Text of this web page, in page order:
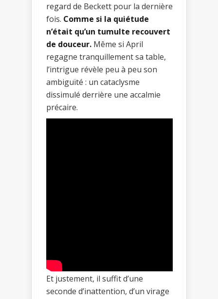
regard de Beckett pour la dernière
fois. Comme si la quiétude
n’était qu’un tumulte recouvert
de douceur. Même si April
regagne tranquillement sa table,
l’intrigue révèle peu à peu son
ambiguïté : un cataclysme
dissimulé derrière une accalmie
précaire.
Et justement, il suffit d’une
seconde d’inattention, d’un virage